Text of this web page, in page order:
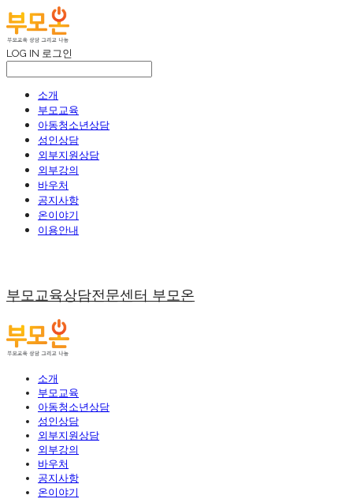
LOG IN 로그인
소개
부모교육
아동청소년상담
성인상담
외부지원상담
외부강의
바우처
공지사항
온이야기
이용안내
부모교육상담전문센터 부모온
소개
부모교육
아동청소년상담
성인상담
외부지원상담
외부강의
바우처
공지사항
온이야기